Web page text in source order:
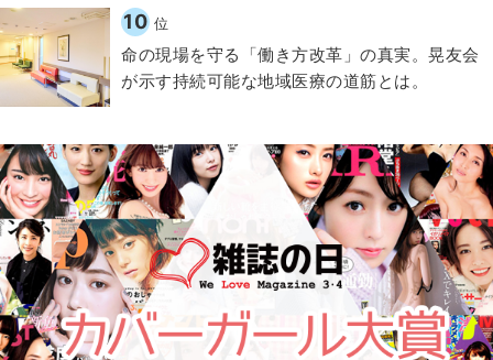
10 位
​命の現場を守る「働き方改革」の真実。晃友会
が示す持続可能な地域医療の道筋とは。